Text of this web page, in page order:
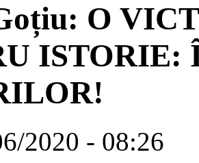
O
2020 - 08:26